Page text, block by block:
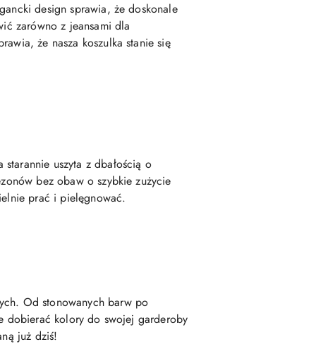
design sprawia, że doskonale
zarówno z jeansami dla
że nasza koszulka stanie się
uszyta z dbałością o
bez obaw o szybkie zużycie
prać i pielęgnować.
Od stonowanych barw po
dobierać kolory do swojej garderoby
już dziś!